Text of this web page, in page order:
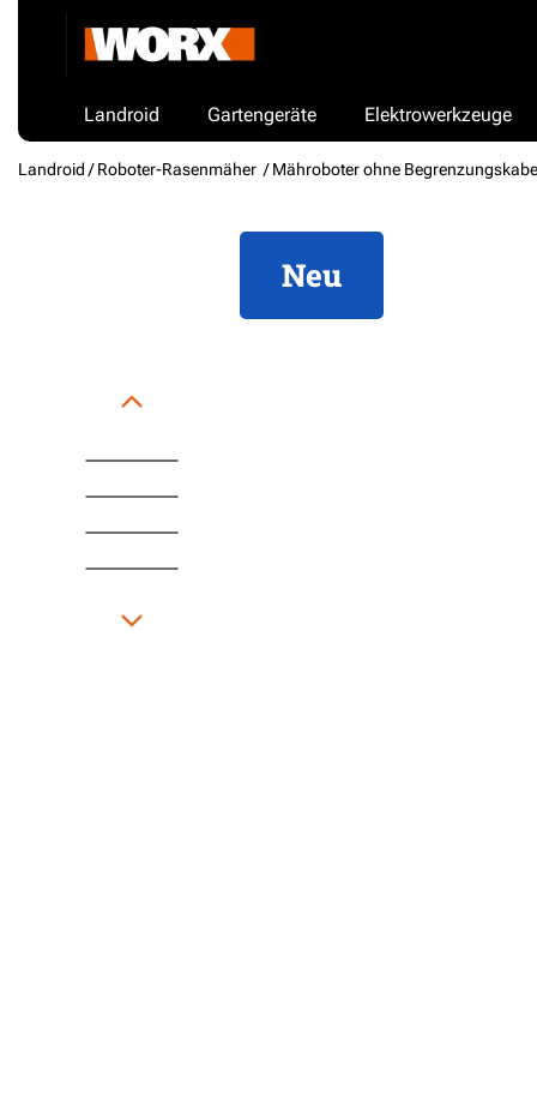
Landroid Gartengeräte Elektrowerkzeuge
Landroid /Roboter-Rasenmäher / Mähroboter ohne
Neu